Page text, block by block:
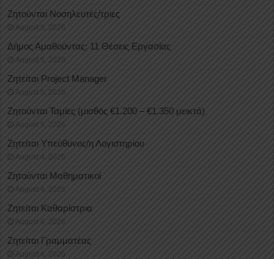
Ζητούνται Νοσηλευτές/τριες
August 5, 2026
Δήμος Αμαθούντας: 11 Θέσεις Εργασίας
August 5, 2026
Ζητείται Project Manager
August 5, 2026
Ζητούνται Ταμίες (μισθός €1.200 – €1.350 μεικτά)
August 5, 2026
Ζητείται Υπεύθυνος/η Λογιστηρίου
August 4, 2026
Ζητούνται Μαθηματικοί
August 4, 2026
Ζητείται Καθαρίστρια
August 4, 2026
Ζητείται Γραμματέας
August 4, 2026